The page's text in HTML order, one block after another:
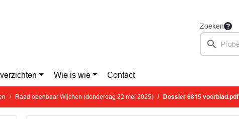
Zoeken
Wie is wie Contact
Raad openbaar Wijchen (donderdag 22 mei 2025) Dossier 6815 voorblad.pdf